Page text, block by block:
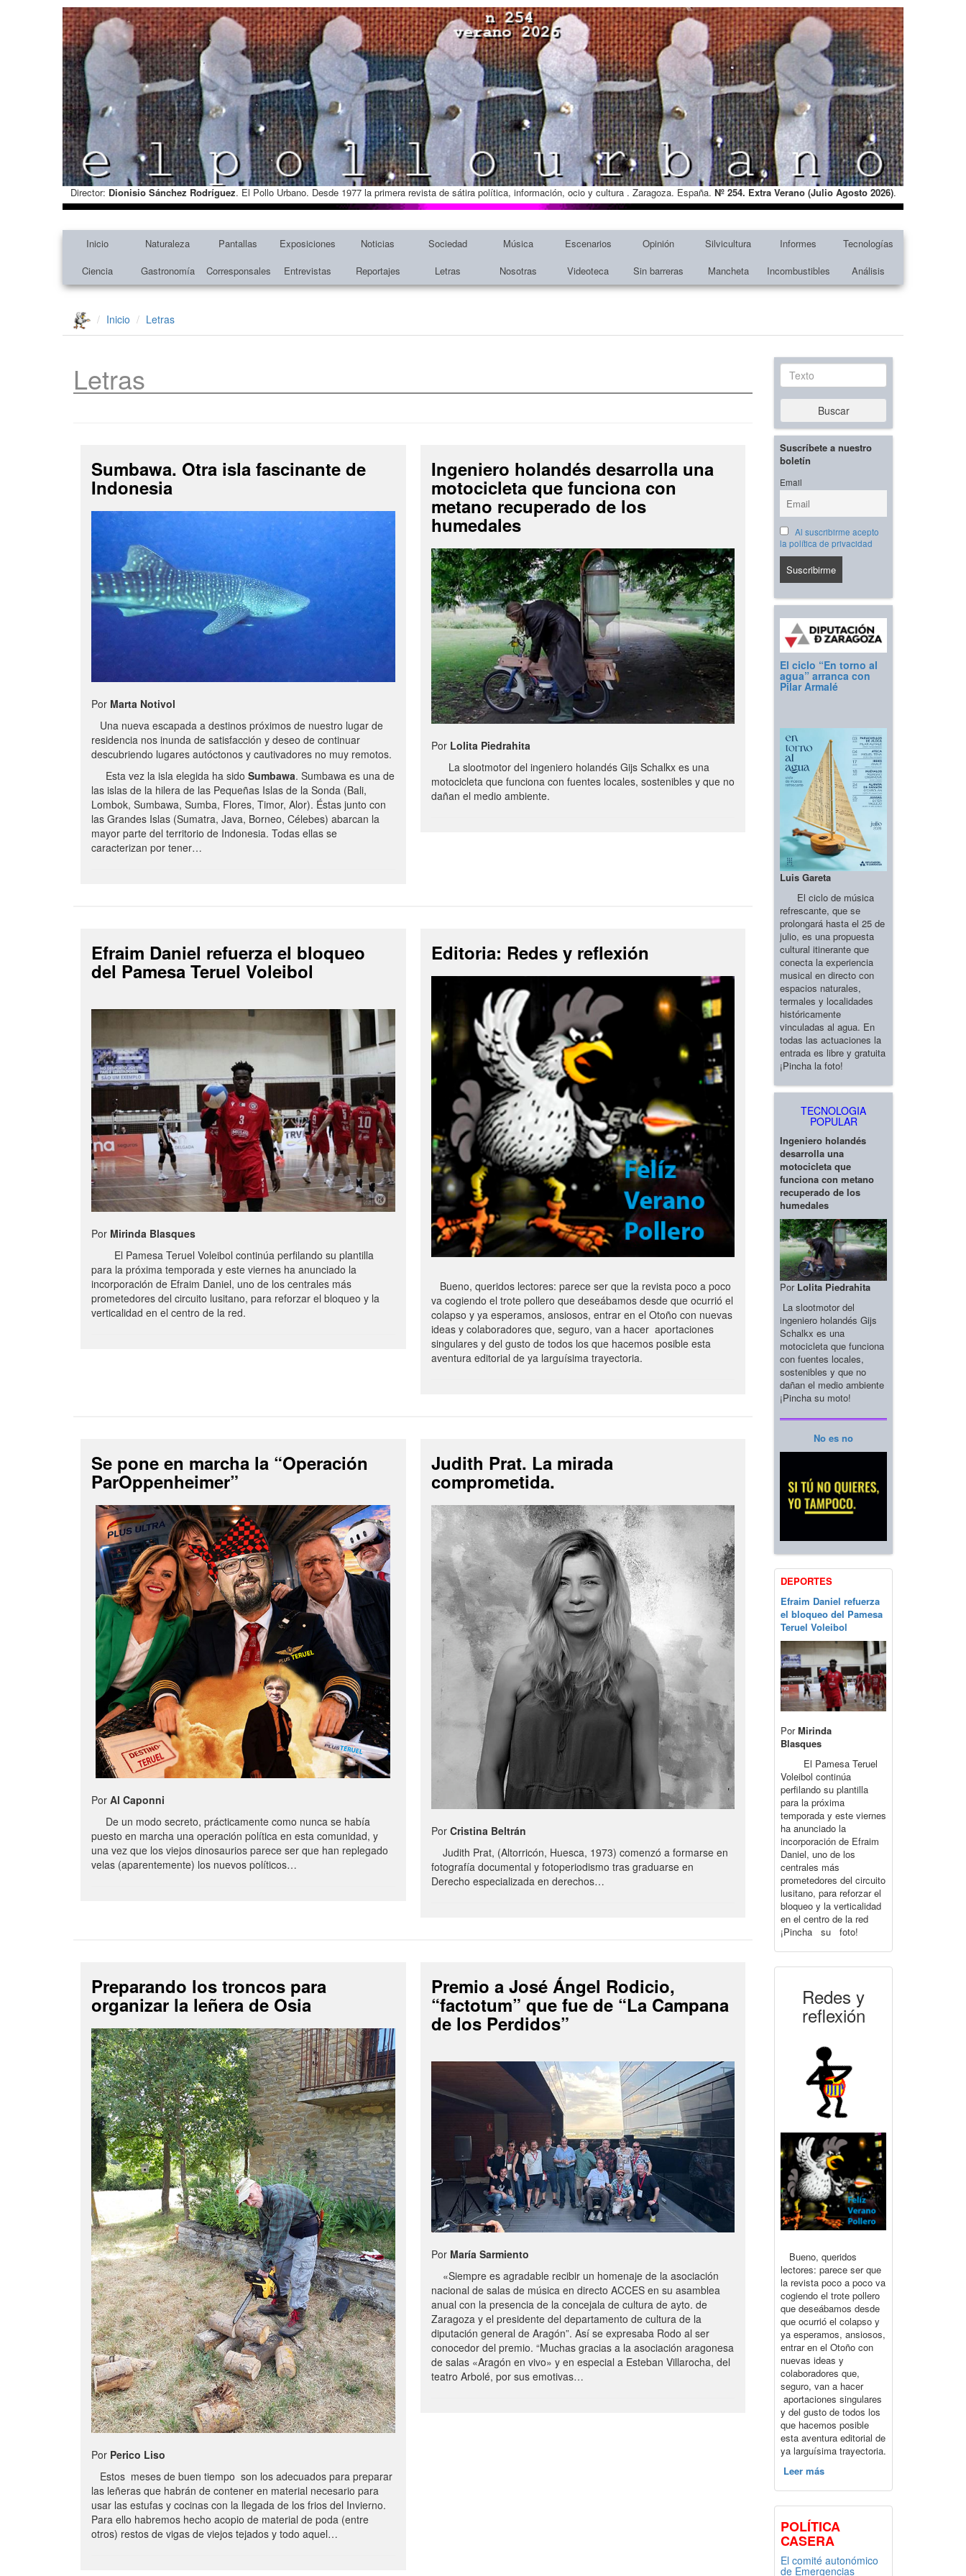
Director: Dionisio Sánchez Rodríguez. El Pollo Urbano. Desde 1977 la primera revista de sátira política, información, ocio y cultura . Zaragoza. España. Nº 254. Extra Verano (Julio Agosto 2026).
Inicio Naturaleza Pantallas Exposiciones Noticias Sociedad Música Escenarios Opinión Silvicultura Informes
Tecnologías
Ciencia
Gastronomía Corresponsales Entrevistas Reportajes Letras Nosotras Videoteca Sin barreras Mancheta Incombustibles Análisis
Inicio Letras
Letras
Sumbawa. Otra isla fascinante de
Indonesia
Por Marta Notivol
Una nueva escapada a destinos próximos de nuestro lugar de
residencia nos inunda de satisfacción y deseo de continuar
descubriendo lugares autóctonos y cautivadores no muy remotos.
Esta vez la isla elegida ha sido Sumbawa. Sumbawa es una de
las islas de la hilera de las Pequeñas Islas de la Sonda (Bali,
Lombok, Sumbawa, Sumba, Flores, Timor, Alor). Éstas junto con
las Grandes Islas (Sumatra, Java, Borneo, Célebes) abarcan la
mayor parte del territorio de Indonesia. Todas ellas se
caracterizan por tener…
Ingeniero holandés desarrolla una
motocicleta que funciona con
metano recuperado de los
humedales
Por Lolita Piedrahita
La slootmotor del ingeniero holandés Gijs Schalkx es una
motocicleta que funciona con fuentes locales, sostenibles y que no
dañan el medio ambiente.
Efraim Daniel refuerza el bloqueo
del Pamesa Teruel Voleibol
Por Mirinda Blasques
El Pamesa Teruel Voleibol continúa perfilando su plantilla
para la próxima temporada y este viernes ha anunciado la
incorporación de Efraim Daniel, uno de los centrales más
prometedores del circuito lusitano, para reforzar el bloqueo y la
verticalidad en el centro de la red.
Editoria: Redes y reflexión
Bueno, queridos lectores: parece ser que la revista poco a poco
va cogiendo el trote pollero que deseábamos desde que ocurrió el
colapso y ya esperamos, ansiosos, entrar en el Otoño con nuevas
ideas y colaboradores que, seguro, van a hacer aportaciones
singulares y del gusto de todos los que hacemos posible esta
aventura editorial de ya larguísima trayectoria.
Se pone en marcha la “Operación
ParOppenheimer”
Por Al Caponni
De un modo secreto, prácticamente como nunca se había
puesto en marcha una operación política en esta comunidad, y
una vez que los viejos dinosaurios parece ser que han replegado
velas (aparentemente) los nuevos políticos…
Judith Prat. La mirada
comprometida.
PorCristina Beltrán
Judith Prat, (Altorricón, Huesca, 1973) comenzó a formarse en
fotografía documental y fotoperiodismo tras graduarse en
Derecho especializada en derechos…
Preparando los troncos para
organizar la leñera de Osia
Por Perico Liso
Estos meses de buen tiempo son los adecuados para preparar
las leñeras que habrán de contener en material necesario para
usar las estufas y cocinas con la llegada de los frios del Invierno.
Para ello habremos hecho acopio de material de poda (entre
otros) restos de vigas de viejos tejados y todo aquel…
Premio a José Ángel Rodicio,
“factotum” que fue de “La Campana
de los Perdidos”
Por María Sarmiento
«Siempre es agradable recibir un homenaje de la asociación
nacional de salas de música en directo ACCES en su asamblea
anual con la presencia de la concejala de cultura de ayto. de
Zaragoza y el presidente del departamento de cultura de la
diputación general de Aragón”. Así se expresaba Rodo al ser
conocedor del premio. “Muchas gracias a la asociación aragonesa
de salas «Aragón en vivo» y en especial a Esteban Villarocha, del
teatro Arbolé, por sus emotivas…
Texto
Buscar
Suscríbete a nuestro
boletín
Email
Al suscribirme acepto
la política de privacidad
El ciclo “En torno al
agua” arranca con
Pilar Armalé
Luis Gareta
El ciclo de música
refrescante, que se
prolongará hasta el 25 de
julio, es una propuesta
cultural itinerante que
conecta la experiencia
musical en directo con
espacios naturales,
termales y localidades
históricamente
vinculadas al agua. En
todas las actuaciones la
entrada es libre y gratuita
¡Pincha la foto!
TECNOLOGIA
POPULAR
Ingeniero holandés
desarrolla una
motocicleta que
funciona con metano
recuperado de los
humedales
Por Lolita Piedrahita
La slootmotor del
ingeniero holandés Gijs
Schalkx es una
motocicleta que funciona
con fuentes locales,
sostenibles y que no
dañan el medio ambiente
¡Pincha su moto!
No es no
DEPORTES
Efraim Daniel refuerza
el bloqueo del Pamesa
Teruel Voleibol
PorMirinda
Blasques
El Pamesa Teruel
Voleibol continúa
perfilando su plantilla
para la próxima
temporada y este viernes
ha anunciado la
incorporación de Efraim
Daniel, uno de los
centrales más
prometedores del circuito
lusitano, para reforzar el
bloqueo y la verticalidad
en el centro de la red
¡Pincha su foto!
Redes y
reflexión
Bueno, queridos
lectores: parece ser que
la revista poco a poco va
cogiendo el trote pollero
que deseábamos desde
que ocurrió el colapso y
ya esperamos, ansiosos,
entrar en el Otoño con
nuevas ideas y
colaboradores que,
seguro, van a hacer
aportaciones singulares
y del gusto de todos los
que hacemos posible
esta aventura editorial de
ya larguísima trayectoria.
Leer más
POLÍTICA
CASERA
El comité autonómico
de Emergencias